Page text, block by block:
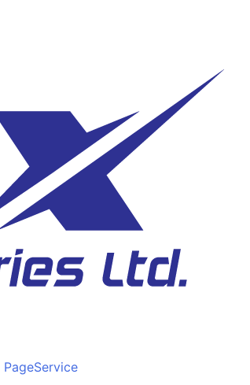
PageService